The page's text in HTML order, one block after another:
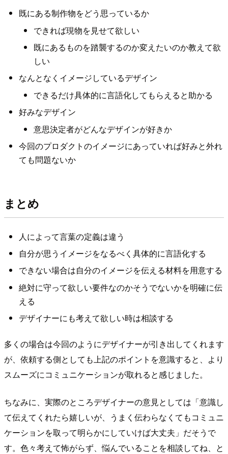
既にある制作物をどう思っているか
できれば現物を見せて欲しい
既にあるものを踏襲するのか変えたいのか教えて欲
しい
なんとなくイメージしているデザイン
できるだけ具体的に言語化してもらえると助かる
好みなデザイン
意思決定者がどんなデザインが好きか
今回のプロダクトのイメージにあっていれば好みと外れ
ても問題ないか
まとめ
人によって言葉の定義は違う
自分が思うイメージをなるべく具体的に言語化する
できない場合は自分のイメージを伝える材料を用意する
絶対に守って欲しい要件なのかそうでないかを明確に伝
える
デザイナーにも考えて欲しい時は相談する
多くの場合は今回のようにデザイナーが引き出してくれます
が、依頼する側としても上記のポイントを意識すると、より
スムーズにコミュニケーションが取れると感じました。
ちなみに、実際のところデザイナーの意見としては「意識し
て伝えてくれたら嬉しいが、うまく伝わらなくてもコミュニ
ケーションを取って明らかにしていけば大丈夫」だそうで
す。色々考えて怖がらず、悩んでいることを相談してね、と